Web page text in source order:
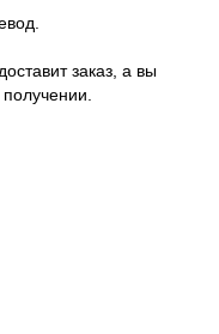
заказ, а вы